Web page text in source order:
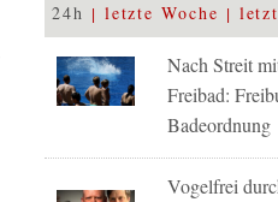
24h letzte Woche
Nach Streit
Freibad:
Badeordnung
Vogelfrei